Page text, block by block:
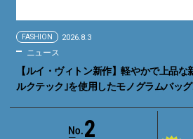
FASHION 2026.8.3
ニュース
【ルイ・ヴィトン新作】軽やかで上品
ルクテック｣を使用したモノグラムバッ
2